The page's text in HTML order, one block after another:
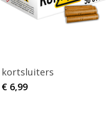
kortsluiters
€6,99